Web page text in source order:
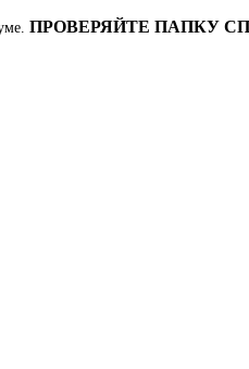
ПРОВЕРЯЙТЕ ПАПКУ